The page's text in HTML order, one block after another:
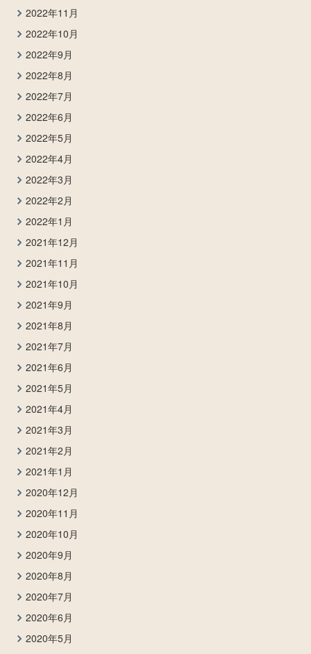
2022年11月
2022年10月
2022年9月
2022年8月
2022年7月
2022年6月
2022年5月
2022年4月
2022年3月
2022年2月
2022年1月
2021年12月
2021年11月
2021年10月
2021年9月
2021年8月
2021年7月
2021年6月
2021年5月
2021年4月
2021年3月
2021年2月
2021年1月
2020年12月
2020年11月
2020年10月
2020年9月
2020年8月
2020年7月
2020年6月
2020年5月